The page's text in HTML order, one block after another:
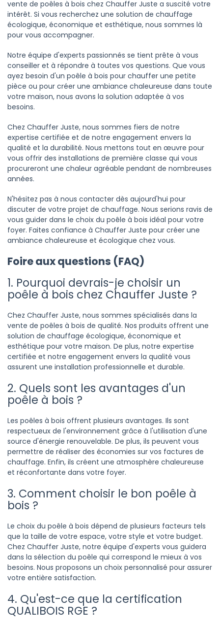
vente de poêles à bois chez Chauffer Juste a suscité votre
intérêt. Si vous recherchez une solution de chauffage
écologique, économique et esthétique, nous sommes là
pour vous accompagner.
Notre équipe d'experts passionnés se tient prête à vous
conseiller et à répondre à toutes vos questions. Que vous
ayez besoin d'un poêle à bois pour chauffer une petite
pièce ou pour créer une ambiance chaleureuse dans toute
votre maison, nous avons la solution adaptée à vos
besoins.
Chez Chauffer Juste, nous sommes fiers de notre
expertise certifiée et de notre engagement envers la
qualité et la durabilité. Nous mettons tout en œuvre pour
vous offrir des installations de première classe qui vous
procureront une chaleur agréable pendant de nombreuses
années.
N'hésitez pas à nous contacter dès aujourd'hui pour
discuter de votre projet de chauffage. Nous serions ravis de
vous guider dans le choix du poêle à bois idéal pour votre
foyer. Faites confiance à Chauffer Juste pour créer une
ambiance chaleureuse et écologique chez vous.
Foire aux questions (FAQ)
1. Pourquoi devrais-je choisir un
poêle à bois chez Chauffer Juste ?
Chez Chauffer Juste, nous sommes spécialisés dans la
vente de poêles à bois de qualité. Nos produits offrent une
solution de chauffage écologique, économique et
esthétique pour votre maison. De plus, notre expertise
certifiée et notre engagement envers la qualité vous
assurent une installation professionnelle et durable.
2. Quels sont les avantages d'un
poêle à bois ?
Les poêles à bois offrent plusieurs avantages. Ils sont
respectueux de l'environnement grâce à l'utilisation d'une
source d'énergie renouvelable. De plus, ils peuvent vous
permettre de réaliser des économies sur vos factures de
chauffage. Enfin, ils créent une atmosphère chaleureuse
et réconfortante dans votre foyer.
3. Comment choisir le bon poêle à
bois ?
Le choix du poêle à bois dépend de plusieurs facteurs tels
que la taille de votre espace, votre style et votre budget.
Chez Chauffer Juste, notre équipe d'experts vous guidera
dans la sélection du poêle qui correspond le mieux à vos
besoins. Nous proposons un choix personnalisé pour assurer
votre entière satisfaction.
4. Qu'est-ce que la certification
QUALIBOIS RGE ?